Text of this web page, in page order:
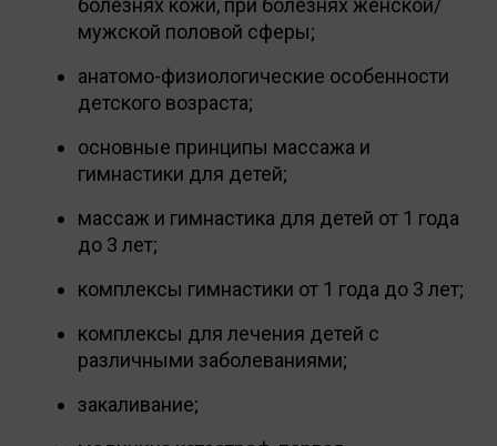
болезнях кожи, при болезнях женской/
мужской половой сферы;
анатомо-физиологические особенности
детского возраста;
основные принципы массажа и
гимнастики для детей;
массаж и гимнастика для детей от 1 года
до 3 лет;
комплексы гимнастики от 1 года до 3 лет;
комплексы для лечения детей с
различными заболеваниями;
закаливание;